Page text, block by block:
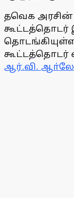
தவெக
கூட்டத்தொடர்
கூட்டத்தொடர்
ஆர்.வி.